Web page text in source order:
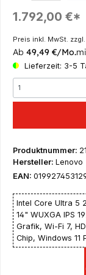
Regulärer Preis:
1.792,00 €*
Preis inkl. MwSt. zzgl.
Ab 49,49 €/Mo.
Lieferzeit: 3-5
Produktnummer:
Hersteller: Lenovo
EAN:
Intel Core Ultra 5
14" WUXGA IPS
Grafik, Wi-Fi 7,
Chip, Windows 11